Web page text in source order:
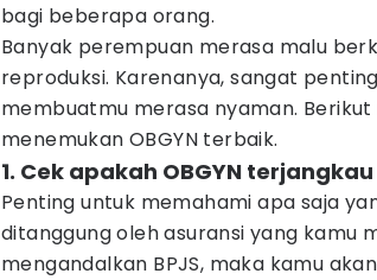
bagi beberapa orang.
Banyak perempuan merasa malu
reproduksi. Karenanya, sangat
membuatmu merasa nyaman.
menemukan OBGYN terbaik.
1. Cek apakah OBGYN
Penting untuk memahami apa saja
ditanggung oleh asuransi yang kamu
mengandalkan BPJS, maka kamu